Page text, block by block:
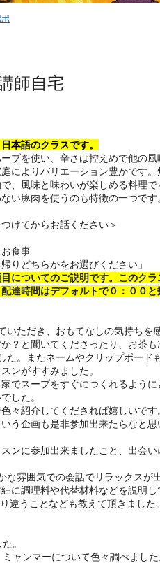
ポ
師自宅
本語のクラスです。
ブを使い、辛さは控えめで他の風
によりバリエーション豊かです。
、風味と味わいが楽しめる料理で
い豚肉を使うのも特徴の一つです
けてからお話ください＞
食事
どちらかをお選びください」
についてのご説明です。このクラ
達時間はデフォルトで０：００と
いただき、おもてなしの気持ちを
？と聞いてくださったり、お茶も
た。またネームやクリップボード
ンがすすみました。
でスープをすぐにつくれるように
した。
々紹介してくだされば嬉しいです
う企画も是非参加出来たらなと思
ンに参加出来ましたこと、出会い
雰囲気での会話でリラックスが出
に調理料や代替材料などを説明し
違うことなども教えて頂きました
。
ャンマーについて色々調べました